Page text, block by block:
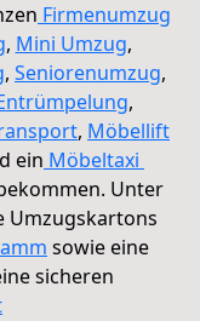
Firmenumzug
, Mini Umzug,
, Seniorenumzug,
,
, Möbellift
ein Möbeltaxi
Unter
Umzugskartons
sowie eine
sicheren